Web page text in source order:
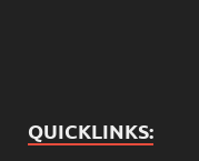
QUICKLINKS: